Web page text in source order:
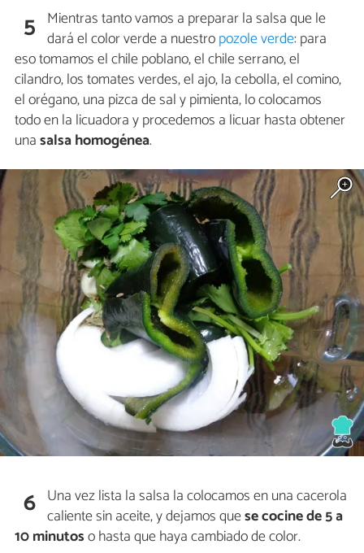
5 Mientras tanto vamos a preparar la salsa que le
dará el color verde a nuestropozole verde: para
eso tomamos el chile poblano, el chile serrano, el
cilandro, los tomates verdes, el ajo, la cebolla, el comino,
el orégano, una pizca de sal y pimienta, lo colocamos
todo en la licuadora y procedemos a licuar hasta obtener
unasalsa homogénea.
6 Una vez lista la salsa la colocamos en una cacerola
caliente sin aceite, y dejamos quese cocine de 5 a
10 minutoso hasta que haya cambiado de color.